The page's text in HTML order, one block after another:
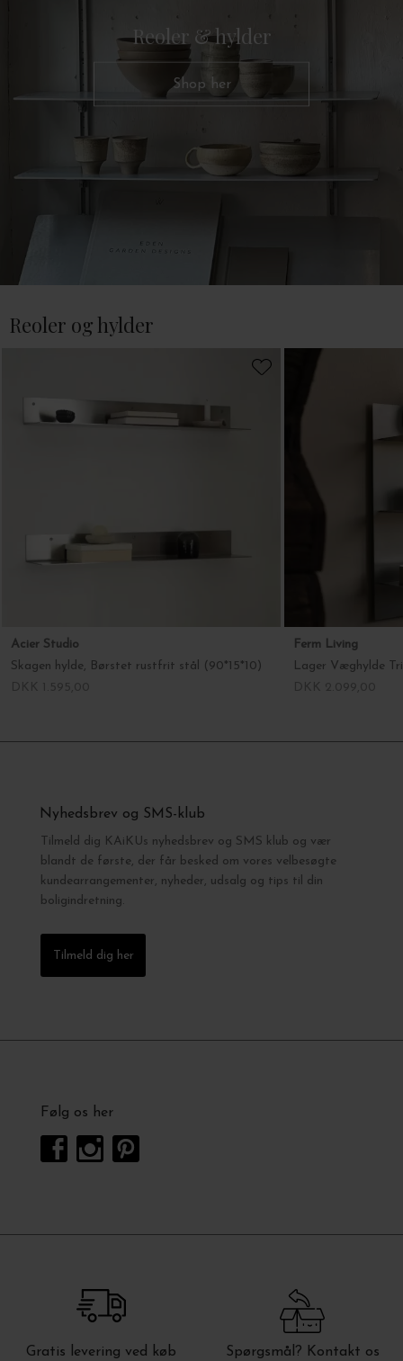
Reoler & hylder
Shop her
Reoler og hylder
Acier Studio
Skagen hylde, Børstet rustfrit stål (90*15*10)
Ferm Living
Lager Væghylde
Nyhedsbrev og SMS-klub
Tilmeld dig KAiKUs nyhedsbrev og SMS klub og vær
blandt de første, der får besked om vores velbesøgte
kundearrangementer, nyheder, udsalg og tips til din
boligindretning.
Tilmeld dig her
Følg os her
Gratis levering ved køb
Spørgsmål? Kontakt os